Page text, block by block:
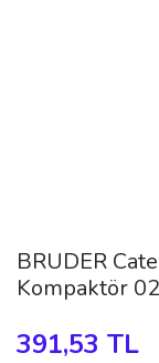
BRUDER
Kompaktör
391,53 TL